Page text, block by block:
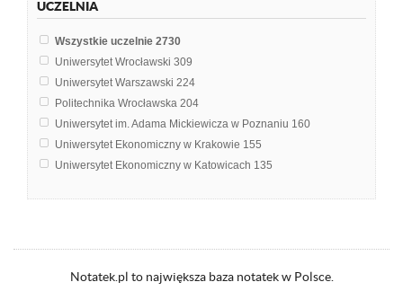
Geografia turystyczna
Geografia regionalna świata20
Bazy danych17
UCZELNIA
Wszystkie uczelnie 2730
Uniwersytet Wrocławski 309
Uniwersytet Warszawski 224
Politechnika Wrocławska 204
Uniwersytet im. Adama Mickiewicza w Poznaniu 160
Uniwersytet Ekonomiczny w Krakowie 155
Uniwersytet Ekonomiczny w Katowicach 135
Akademia Górniczo-Hutnicza im. Stanisława Staszica w Krakowie
Politechnika Warszawska120
Uniwersytet Gdański
Notatek.pl to największa baza notatek w Polsce.